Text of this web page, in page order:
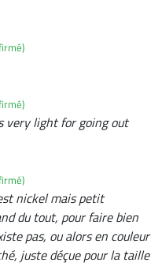
very light for going out
nickel mais petit
du tout, pour faire bien
pas, ou alors en couleur
juste déçue pour la taille